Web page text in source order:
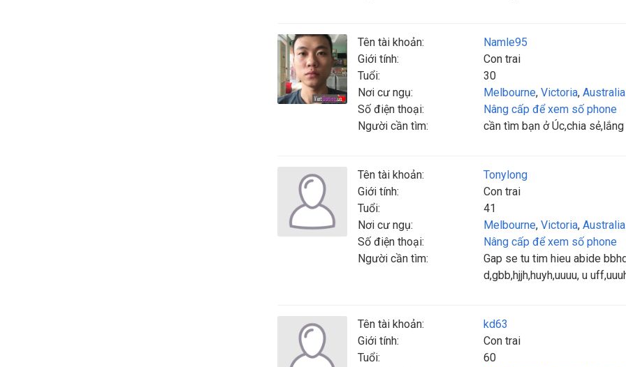
Tên tài khoản:
Namle95
Giới tính:
Con trai
Tuổi:
30
Nơi cư ngụ:
Melbourne, Victoria, Australia
Số điện thoại:
Nâng cấp để xem số phone
Người cần tìm:
cần tìm bạn ở Úc,chia
Tên tài khoản:
Tonylong
Giới tính:
Con trai
Tuổi:
41
Nơi cư ngụ:
Melbourne, Victoria, Australia
Số điện thoại:
Nâng cấp để xem số phone
Người cần tìm:
Gap se tu tim hieu abide
d,gbb,hjjh,huyh,uuuu, u
Tên tài khoản:
kd63
Giới tính:
Con trai
Tuổi:
60